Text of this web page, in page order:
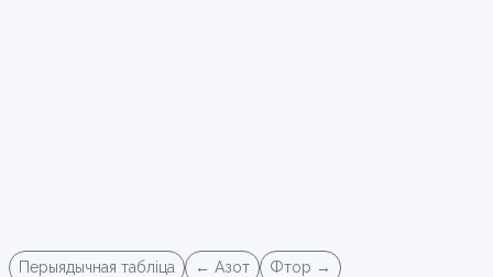
Перыядычная табліца ← Азот Фтор →